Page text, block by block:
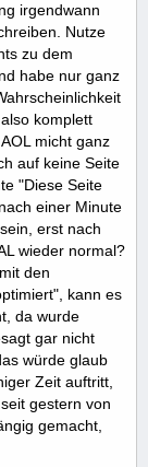
irgendwann
Nutze
zu dem
habe nur ganz
komplett
micht ganz
auf keine Seite
"Diese Seite
einer Minute
erst nach
wieder normal?
den
kann es
da wurde
gar nicht
würde glaub
Zeit auftritt,
gestern von
gemacht,